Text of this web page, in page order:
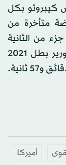
و9 ثوانٍ. وركض كيبروتو بكل
انتفاضة متأخرة من
من الثانية
بالسبق الضوئي، في حين حل ألبرت كورير بطل 2021
أميركا